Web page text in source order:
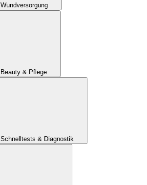
Wundversorgung
Beauty & Pflege
Schnelltests & Diagnostik